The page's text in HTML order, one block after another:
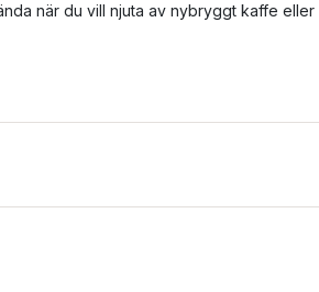
när du vill njuta av nybryggt kaffe eller